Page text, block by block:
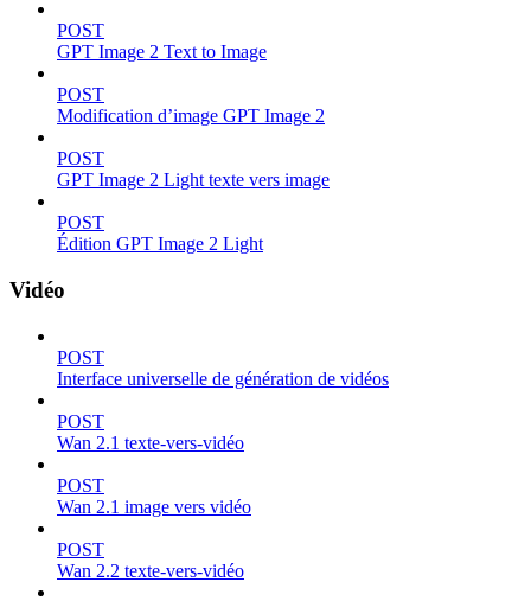
POST
GPT Image 2 Text to Image
POST
Modification d’image GPT Image 2
POST
GPT Image 2 Light texte vers image
POST
Édition GPT Image 2 Light
Vidéo
POST
Interface universelle de génération de vidéos
POST
Wan 2.1 texte-vers-vidéo
POST
Wan 2.1 image vers vidéo
POST
Wan 2.2 texte-vers-vidéo